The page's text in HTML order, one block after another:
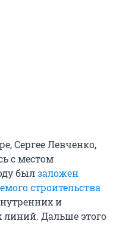
Сергее Левченко,
с местом
былзаложен
строительства
и
Дальше этого